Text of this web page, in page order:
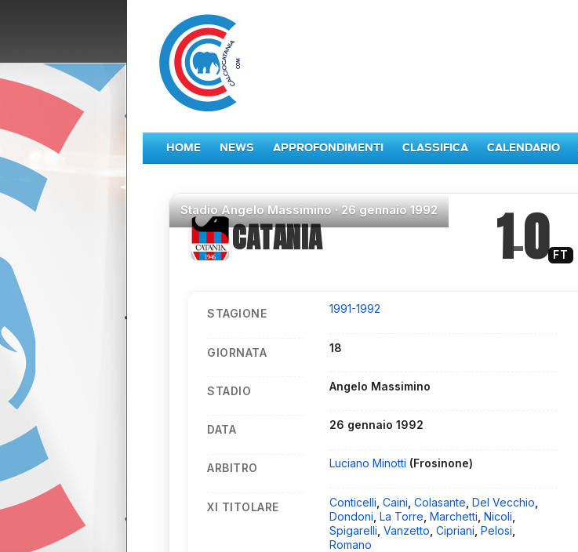
HOME NEWS APPROFONDIMENTI CLASSIFICA CALENDARIO
StadioAngelo Massimino ·26 gennaio 1992
CATANIA 1–0 FT
STAGIONE 1991-1992
GIORNATA 18
STADIO Angelo Massimino
DATA 26 gennaio 1992
ARBITRO Luciano Minotti (Frosinone)
XI TITOLARE Conticelli ,Caini ,Colasante ,Del Vecchio
Dondoni ,La Torre ,Marchetti ,Nicoli
Spigarelli ,Vanzetto ,Cipriani ,Pelosi
Romano